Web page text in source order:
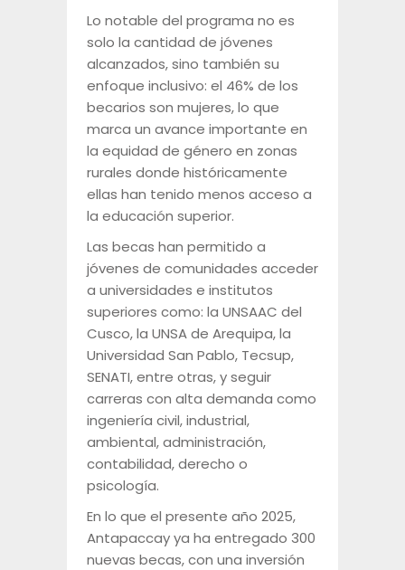
Lo notable del programa no es
solo la cantidad de jóvenes
alcanzados, sino también su
enfoque inclusivo: el 46% de los
becarios son mujeres, lo que
marca un avance importante en
la equidad de género en zonas
rurales donde históricamente
ellas han tenido menos acceso a
la educación superior.
Las becas han permitido a
jóvenes de comunidades acceder
a universidades e institutos
superiores como: la UNSAAC del
Cusco, la UNSA de Arequipa, la
Universidad San Pablo, Tecsup,
SENATI, entre otras, y seguir
carreras con alta demanda como
ingeniería civil, industrial,
ambiental, administración,
contabilidad, derecho o
psicología.
En lo que el presente año 2025,
Antapaccay ya ha entregado 300
nuevas becas, con una inversión